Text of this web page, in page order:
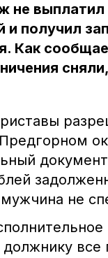
не выплатил
и получил
Как
не
должнику